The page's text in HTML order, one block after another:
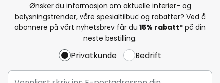
Ønsker du informasjon om aktuelle interiør- og
belysningstrender, våre spesialtilbud og rabatter? Ved å
abonnere på vårt nyhetsbrev får du 15% rabatt* på din
neste bestilling.
Privatkunde Bedrift